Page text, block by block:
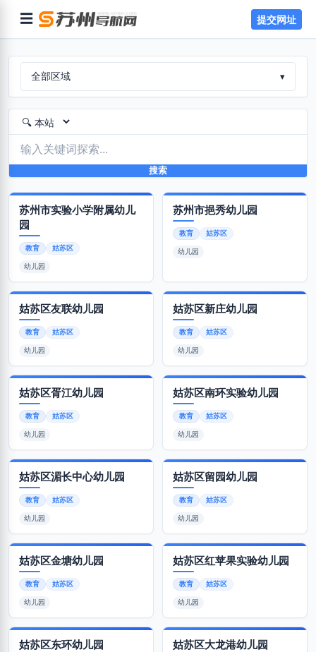
☰ 提交网址
全部区域 ▾
搜索
苏州市实验小学附属幼儿
园
教育 姑苏区
幼儿园
苏州市挹秀幼儿园
教育 姑苏区
幼儿园
姑苏区友联幼儿园
教育 姑苏区
幼儿园
姑苏区新庄幼儿园
教育 姑苏区
幼儿园
姑苏区胥江幼儿园
教育 姑苏区
幼儿园
姑苏区南环实验幼儿园
教育 姑苏区
幼儿园
姑苏区湄长中心幼儿园
教育 姑苏区
幼儿园
姑苏区留园幼儿园
教育 姑苏区
幼儿园
姑苏区金塘幼儿园
教育 姑苏区
幼儿园
姑苏区红苹果实验幼儿园
教育 姑苏区
幼儿园
姑苏区东环幼儿园 姑苏区大龙港幼儿园